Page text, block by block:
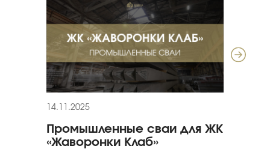
14.11.2025
Промышленные сваи для ЖК
«Жаворонки Клаб»